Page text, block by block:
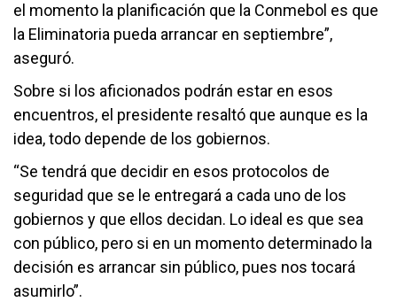
el momento la planificación que la Conmebol es que
la Eliminatoria pueda arrancar en septiembre”,
aseguró.
Sobre si los aficionados podrán estar en esos
encuentros, el presidente resaltó que aunque es la
idea, todo depende de los gobiernos.
“Se tendrá que decidir en esos protocolos de
seguridad que se le entregará a cada uno de los
gobiernos y que ellos decidan. Lo ideal es que sea
con público, pero si en un momento determinado la
decisión es arrancar sin público, pues nos tocará
asumirlo”.